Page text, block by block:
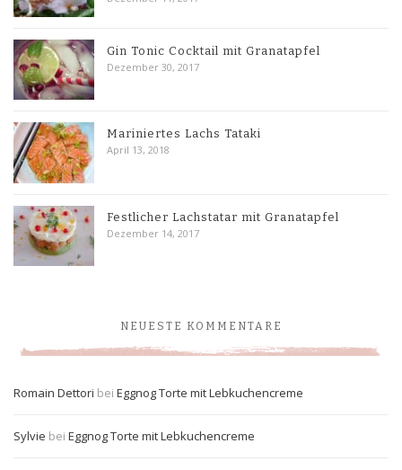
Gin Tonic Cocktail mit Granatapfel
Dezember 30, 2017
Mariniertes Lachs Tataki
April 13, 2018
Festlicher Lachstatar mit Granatapfel
Dezember 14, 2017
NEUESTE KOMMENTARE
Romain Dettori bei Eggnog Torte mit Lebkuchencreme
Sylvie bei Eggnog Torte mit Lebkuchencreme